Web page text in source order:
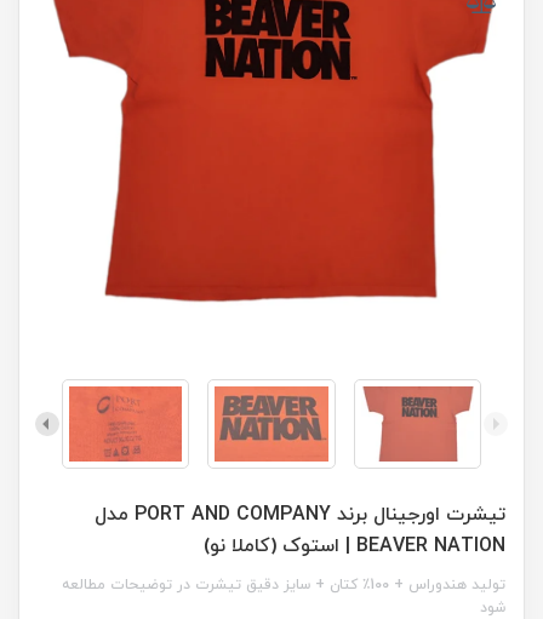
تیشرت اورجینال برند PORT AND COMPANY مدل
BEAVER NATION | استوک (کاملا نو)
تولید هندوراس + 100٪ کتان + سایز دقیق تیشرت در توضیحات مطالعه
شود